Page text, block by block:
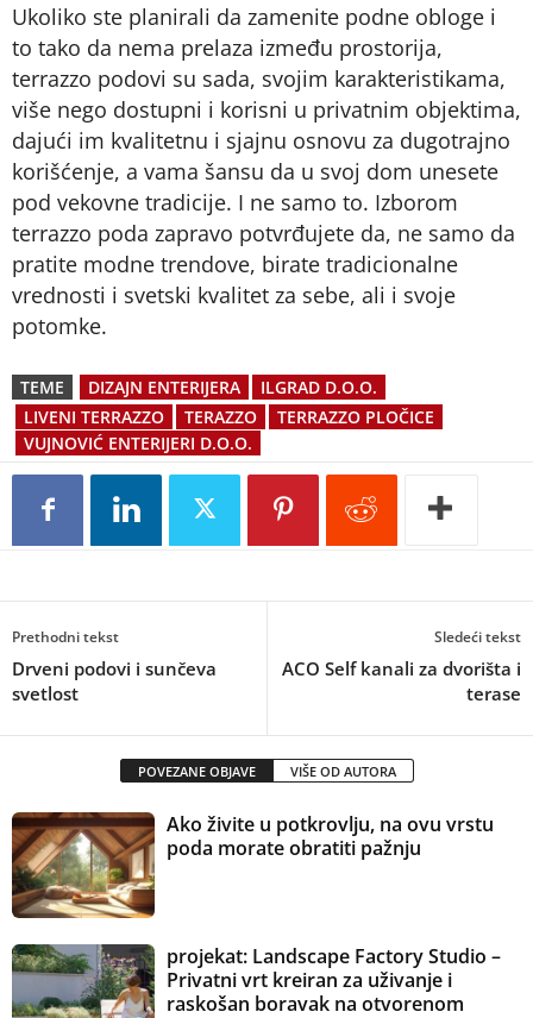
Ukoliko ste planirali da zamenite podne obloge i
to tako da nema prelaza između prostorija,
terrazzo podovi su sada, svojim karakteristikama,
više nego dostupni i korisni u privatnim objektima,
dajući im kvalitetnu i sjajnu osnovu za dugotrajno
korišćenje, a vama šansu da u svoj dom unesete
pod vekovne tradicije. I ne samo to. Izborom
terrazzo poda zapravo potvrđujete da, ne samo da
pratite modne trendove, birate tradicionalne
vrednosti i svetski kvalitet za sebe, ali i svoje
potomke.
TEME DIZAJN ENTERIJERA
ILGRAD D.O.O.
LIVENI TERRAZZO
TERAZZO
TERRAZZO PLOČICE
VUJNOVIĆ ENTERIJERI D.O.O.
Prethodni tekst
Drveni podovi i sunčeva
svetlost
Sledeći tekst
ACO Self kanali za dvorišta i
terase
POVEZANE OBJAVE VIŠE OD AUTORA
Ako živite u potkrovlju, na ovu vrstu
poda morate obratiti pažnju
projekat: Landscape Factory Studio –
Privatni vrt kreiran za uživanje i
raskošan boravak na otvorenom